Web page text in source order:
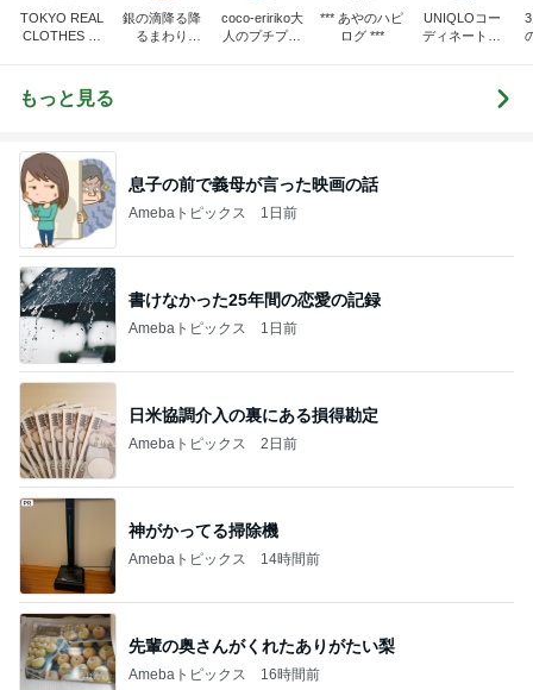
TOKYO REAL
CLOTHES 大
銀の滴降る降
るまわり
coco-eririko大
人のプチプラ
*** あやのハピ
ログ ***
UNIQLOコー
ディネート日
もっと見る
息子の前で義母が言った映画の話
Amebaトピックス 1日前
書けなかった25年間の恋愛の記録
Amebaトピックス 1日前
日米協調介入の裏にある損得勘定
Amebaトピックス 2日前
神がかってる掃除機
Amebaトピックス 14時間前
先輩の奥さんがくれたありがたい梨
Amebaトピックス 16時間前